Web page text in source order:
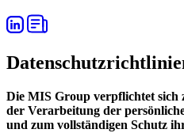
Die MIS Group verpflichtet sich
der Verarbeitung der
und zum vollständigen Schutz